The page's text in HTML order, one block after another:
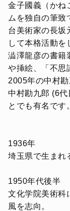
金子國義（かね
ムを独自の筆致
台美術家の長坂
して本格活動を
澁澤龍彦の書籍
や挿絵、「不思
2005年の中村
中村勘九郎 (6代
とでも有名です。
1936年
埼玉県で生まれ
1950年代後半
文化学院美術科
風を志向。